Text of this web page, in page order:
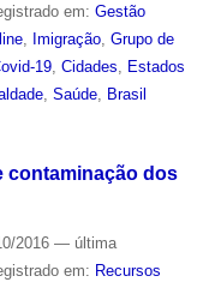
em: Gestão
, Imigração, Grupo de
19, Cidades
Estados
, Saúde, Brasil
contaminação dos
2016 — última
em: Recursos